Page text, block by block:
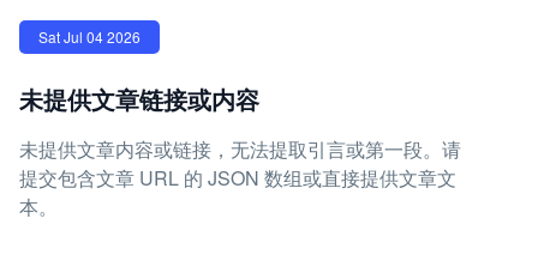
Sat Jul 04 2026
未提供文章链接或内容
未提供文章内容或链接，无法提取引言或第一段。请
提交包含文章 URL 的 JSON 数组或直接提供文章文
本。